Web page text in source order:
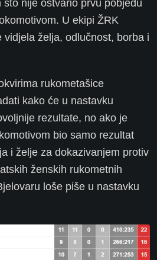
nije ostvario prvu pobjedu
U ekipi ŽRK
vidjela želja, odlučnost, borba i
rukometašice
kako će u nastavku
rezultate, no ako je
bio samo rezultat
i želje za dokazivanjem protiv
ženskih rukometnih
loše piše u nastavku